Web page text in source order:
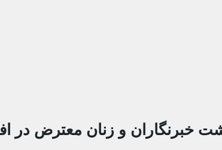
خبرنگاران و زنان معترض در